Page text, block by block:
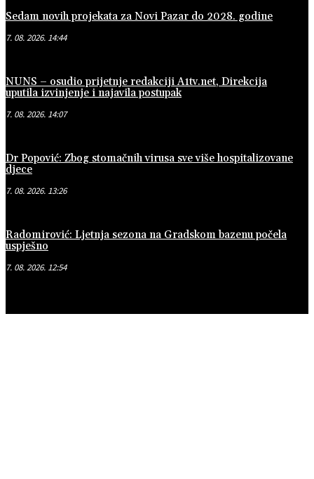
Sedam novih projekata za Novi Pazar do 2028. godine
7. 08. 2026. 14:44
NUNS – osudio prijetnje redakciji A1tv.net, Direkcija
uputila izvinjenje i najavila postupak
7. 08. 2026. 14:07
Dr Popović: Zbog stomačnih virusa sve više hospitalizovane
djece
7. 08. 2026. 13:26
Radomirović: Ljetnja sezona na Gradskom bazenu počela
uspješno
7. 08. 2026. 12:54